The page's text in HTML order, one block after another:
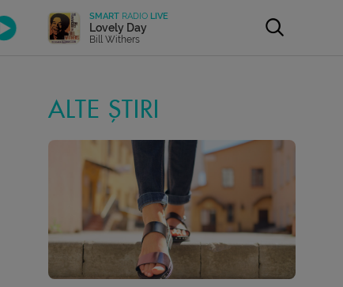
SMART RADIO LIVE
Lovely Day
Bill Withers
ALTE ȘTIRI